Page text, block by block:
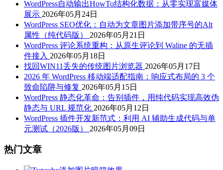
WordPress自动输出HowTo结构化数据：从零实现富媒体
展示 2026年05月24日
WordPress SEO优化：自动为文章图片添加带序号的Alt
属性（纯代码版） 2026年05月21日
WordPress 评论系统重构：从原生评论到 Waline 的无插
件接入 2026年05月18日
找回WIN11丢失的传统图片浏览器 2026年05月17日
2026 年 WordPress 移动端适配指南：响应式布局的 3 个
致命陷阱与修复 2026年05月15日
WordPress 静态化革命：告别插件，用纯代码实现高效伪
静态与 URL 规范化 2026年05月12日
WordPress 插件开发新范式：利用 AI 辅助生成代码与单
元测试（2026版） 2026年05月09日
热门文章